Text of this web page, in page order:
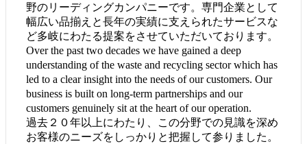
野のリーディングカンパニーです。専門企業として
幅広い品揃えと長年の実績に支えられたサービスな
ど多岐にわたる提案をさせていただいております。
Over the past two decades we have gained a deep
understanding of the waste and recycling sector which has
led to a clear insight into the needs of our customers. Our
business is built on long-term partnerships and our
customers genuinely sit at the heart of our operation.
過去２０年以上にわたり、この分野での見識を深め
お客様のニーズをしっかりと把握して参りました。